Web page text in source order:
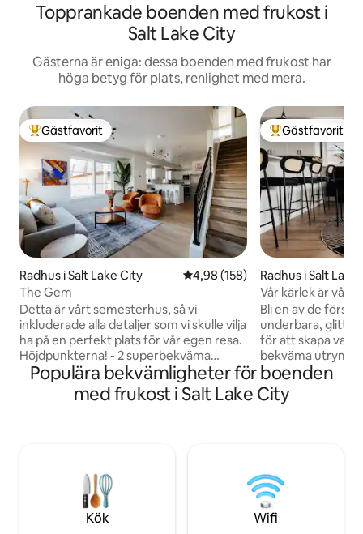
Topprankade boenden med frukost i
Salt Lake City
Gästerna är eniga: dessa boenden med frukost har
höga betyg för plats, renlighet med mera.
Populär gästfavorit
Gästfavorit
Radhus i Salt Lake City 4,98 av 5 i genomsnittligt
4,98 (158)
The Gem
Detta är vårt semesterhus, så vi
inkluderade alla detaljer som vi skulle vilja
ha på en perfekt plats för vår egen resa.
Höjdpunkterna! - 2 superbekväma
dubbelsängar i minnesskum - Fullt
utrustat kök - 2 skrivbord -
Höghastighetsinternet - Gratis
du älskar detta boende lika mycket som
accepteras; lokalbefolkningen måste
skicka ett meddelande först. Kontaktlös
Populär
Gästfavorit
Radhus i Salt Lake
Vår kärlek är vår
Bli en av de
underbara,
för att skapa
bekväma
emot att få vara din värd! •
kök, privat
flexutrymme (2
boenden
händer! Sista minuten-bokningar
accepteras;
skicka ett
Populära bekvämligheter för boenden
med frukost i Salt Lake City
Kök Wifi